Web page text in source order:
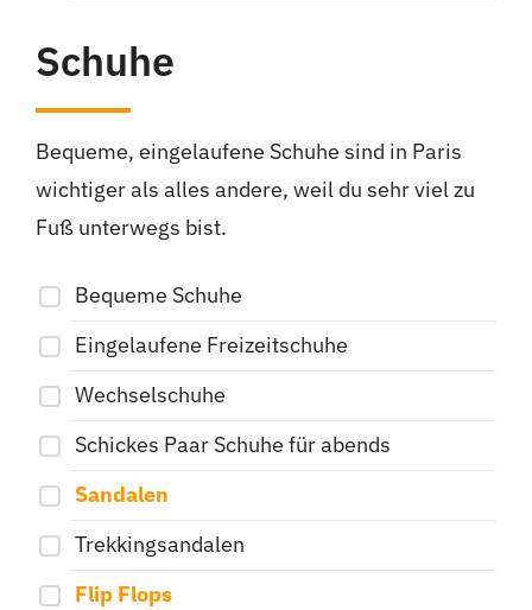
Schuhe
Bequeme, eingelaufene Schuhe sind in Paris
wichtiger als alles andere, weil du sehr viel zu
Fuß unterwegs bist.
Bequeme Schuhe
Eingelaufene Freizeitschuhe
Wechselschuhe
Schickes Paar Schuhe für abends
Sandalen
Trekkingsandalen
Flip Flops